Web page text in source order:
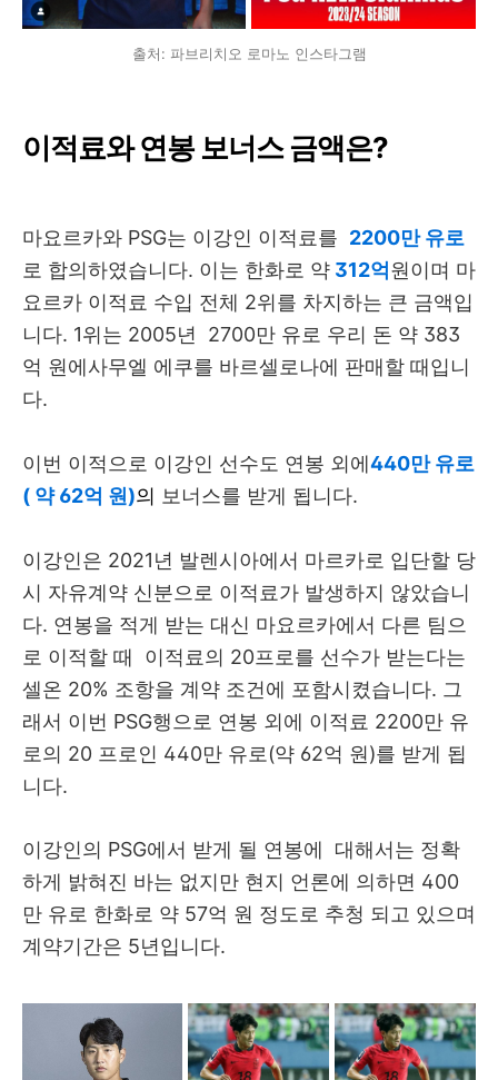
출처: 파브리치오 로마노 인스타그램
이적료와 연봉 보너스 금액은?
마요르카와 PSG는 이강인 이적료를 2200만 유로
로 합의하였습니다. 이는 한화로 약 312억원이며 마
요르카 이적료 수입 전체 2위를 차지하는 큰 금액입
니다. 1위는 2005년 2700만 유로 우리 돈 약 383
억 원에사무엘 에쿠를 바르셀로나에 판매할 때입니
다.
이번 이적으로 이강인 선수도 연봉 외에440만 유로
( 약 62억 원)의 보너스를 받게 됩니다.
이강인은 2021년 발렌시아에서 마르카로 입단할 당
시 자유계약 신분으로 이적료가 발생하지 않았습니
다. 연봉을 적게 받는 대신 마요르카에서 다른 팀으
로 이적할 때 이적료의 20프로를 선수가 받는다는
셀온 20% 조항을 계약 조건에 포함시켰습니다. 그
래서 이번 PSG행으로 연봉 외에 이적료 2200만 유
로의 20 프로인 440만 유로(약 62억 원)를 받게 됩
니다.
이강인의 PSG에서 받게 될 연봉에 대해서는 정확
하게 밝혀진 바는 없지만 현지 언론에 의하면 400
만 유로 한화로 약 57억 원 정도로 추청 되고 있으며
계약기간은 5년입니다.